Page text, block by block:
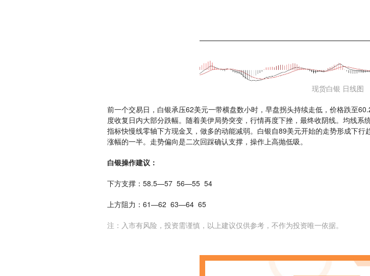
现货白银 日线图
前一个交易日，白银承压62美元一带横盘数小时，早盘拐头持续走低，价格跌至
度收复日内大部分跌幅。随着美伊局势突变，行情再度下挫，最终收阴线。均线
指标快慢线零轴下方现金叉，做多的动能减弱。白银自89美元开始的走势形成下
涨幅的一半。走势偏向是二次回踩确认支撑，操作上高抛低吸。
白银操作建议：
下方支撑：58.5—57 56—55 54
上方阻力：61—62 63—64 65
注：入市有风险，投资需谨慎，以上建议仅供参考，不作为投资唯一依据。